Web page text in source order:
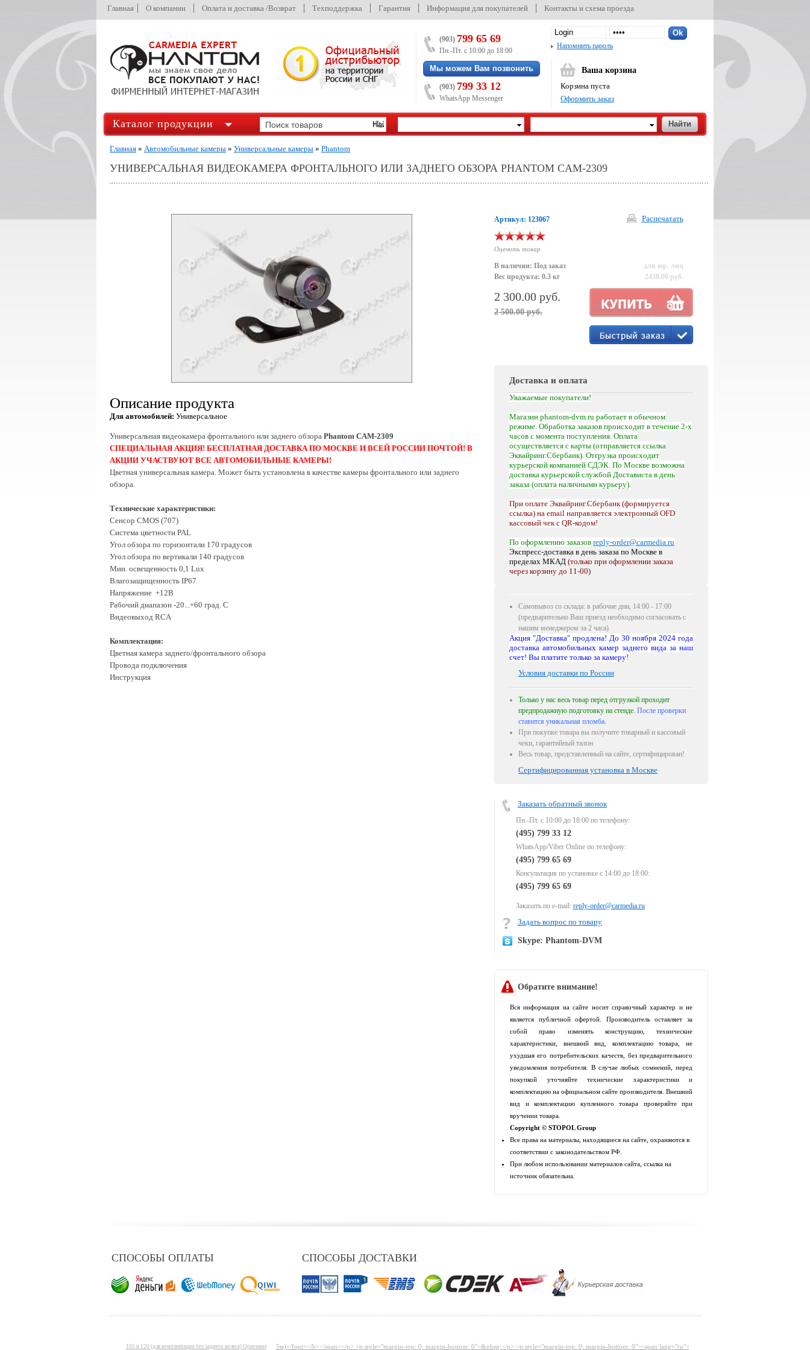
Главная О компании Оплата и доставка /Возврат Техподдержка Гарантия Информация для покупателей Контакты и схема проезда
(903) 799 65 69
Пн.-Пт. с 10:00 до 18:00
Мы можем Вам позвонить
(903) 799 33 12
WhatsApp Messenger
Напомнить пароль
Ваша корзина
Корзина пуста
Оформить заказ
Каталог продукции
Главная » Автомобильные камеры » Универсальные камеры » Phantom
УНИВЕРСАЛЬНАЯ ВИДЕОКАМЕРА ФРОНТАЛЬНОГО ИЛИ ЗАДНЕГО ОБЗОРА PHANTOM CAM-2309
Артикул: 123067 Распечатать
Оценить товар
В наличии: Под заказ
Вес продукта: 0.3 кг
для юр. лиц
2438.00 руб.
2 300.00 руб.
2 500.00 руб.
Доставка и оплата
Уважаемые покупатели!
Магазин phantom-dvm.ru работает в обычном
режиме. Обработка заказов происходит в течение 2-х
часов с момента поступления. Оплата
осуществляется с карты (отправляется ссылка
Эквайринг.Сбербанк). Отгрузка происходит
курьерской компанией СДЭК. По Москве возможна
доставка курьерской службой Достависта в день
заказа (оплата наличными курьеру).
При оплате Эквайринг.Сбербанк (формируется
ссылка) на email направляется электронный OFD
кассовый чек с QR-кодом!
По оформлению заказов reply-order@carmedia.ru
Экспресс-доставка в день заказа по Москве в
пределах МКАД (только при оформлении заказа
через корзину до 11-00)
Самовывоз со склада: в рабочие дни, 14:00 - 17:00
(предварительно Ваш приезд необходимо согласовать с
нашим менеджером за 2 часа)
Акция "Доставка" продлена! До 30 ноября 2024 года
доставка автомобильных камер заднего вида за наш
счет! Вы платите только за камеру!
Условия доставки по России
Только у нас весь товар перед отгрузкой проходит
предпродажную подготовку на стенде. После проверки
ставится уникальная пломба.
При покупке товара вы получите товарный и кассовый
чеки, гарантийный талон
Весь товар, представленный на сайте, сертифицирован!
Сертифицированная установка в Москве
Заказать обратный звонок
Пн.-Пт. с 10:00 до 18:00 по телефону:
(495) 799 33 12
WhatsApp/Viber Online по телефону:
(495) 799 65 69
Консультация по установке с 14:00 до 18:00:
(495) 799 65 69
Заказать по e-mail: reply-order@carmedia.ru
Задать вопрос по товару
Skype: Phantom-DVM
Обратите внимание!
Вся информация на сайте носит справочный характер и не
является публичной офертой. Производитель оставляет за
собой право изменять конструкцию, технические
характеристики, внешний вид, комплектацию товара, не
ухудшая его потребительских качеств, без предварительного
уведомления потребителя. В случае любых сомнений, перед
покупкой уточняйте технические характеристики и
комплектацию на официальном сайте производителя. Внешний
вид и комплектацию купленного товара проверяйте при
вручении товара.
Copyright © STOPOL Group
Все права на материалы, находящиеся на сайте, охраняются в
соответствии с законодательством РФ.
При любом использовании материалов сайта, ссылка на
источник обязательна.
Описание продукта
Для автомобилей: Универсальное
Универсальная видеокамера фронтального или заднего обзора Phantom CAM-2309
СПЕЦИАЛЬНАЯ АКЦИЯ! БЕСПЛАТНАЯ ДОСТАВКА ПО МОСКВЕ И ВСЕЙ РОССИИ ПОЧТОЙ! В
АКЦИИ УЧАСТВУЮТ ВСЕ АВТОМОБИЛЬНЫЕ КАМЕРЫ!
Цветная универсальная камера. Может быть установлена в качестве камеры фронтального или заднего
обзора.
Технические характеристики:
Сенсор CMOS (707)
Система цветности PAL
Угол обзора по горизонтали 170 градусов
Угол обзора по вертикали 140 градусов
Мин. освещенность 0,1 Lux
Влагозащищенность IP67
Напряжение +12В
Рабочий диапазон -20...+60 град. С
Видеовыход RCA
Комплектация:
Цветная камера заднего/фронтального обзора
Провода подключения
Инструкция
СПОСОБЫ ОПЛАТЫ СПОСОБЫ ДОСТАВКИ
105 и 120 (для комплектации без заднего колеса) Оригинал 5м)</font></b></span></p> <p style="margin-top: 0; margin-bottom: 0">&nbsp;</p> <p style="margin-top: 0; margin-bottom: 0"><span lang="ru">